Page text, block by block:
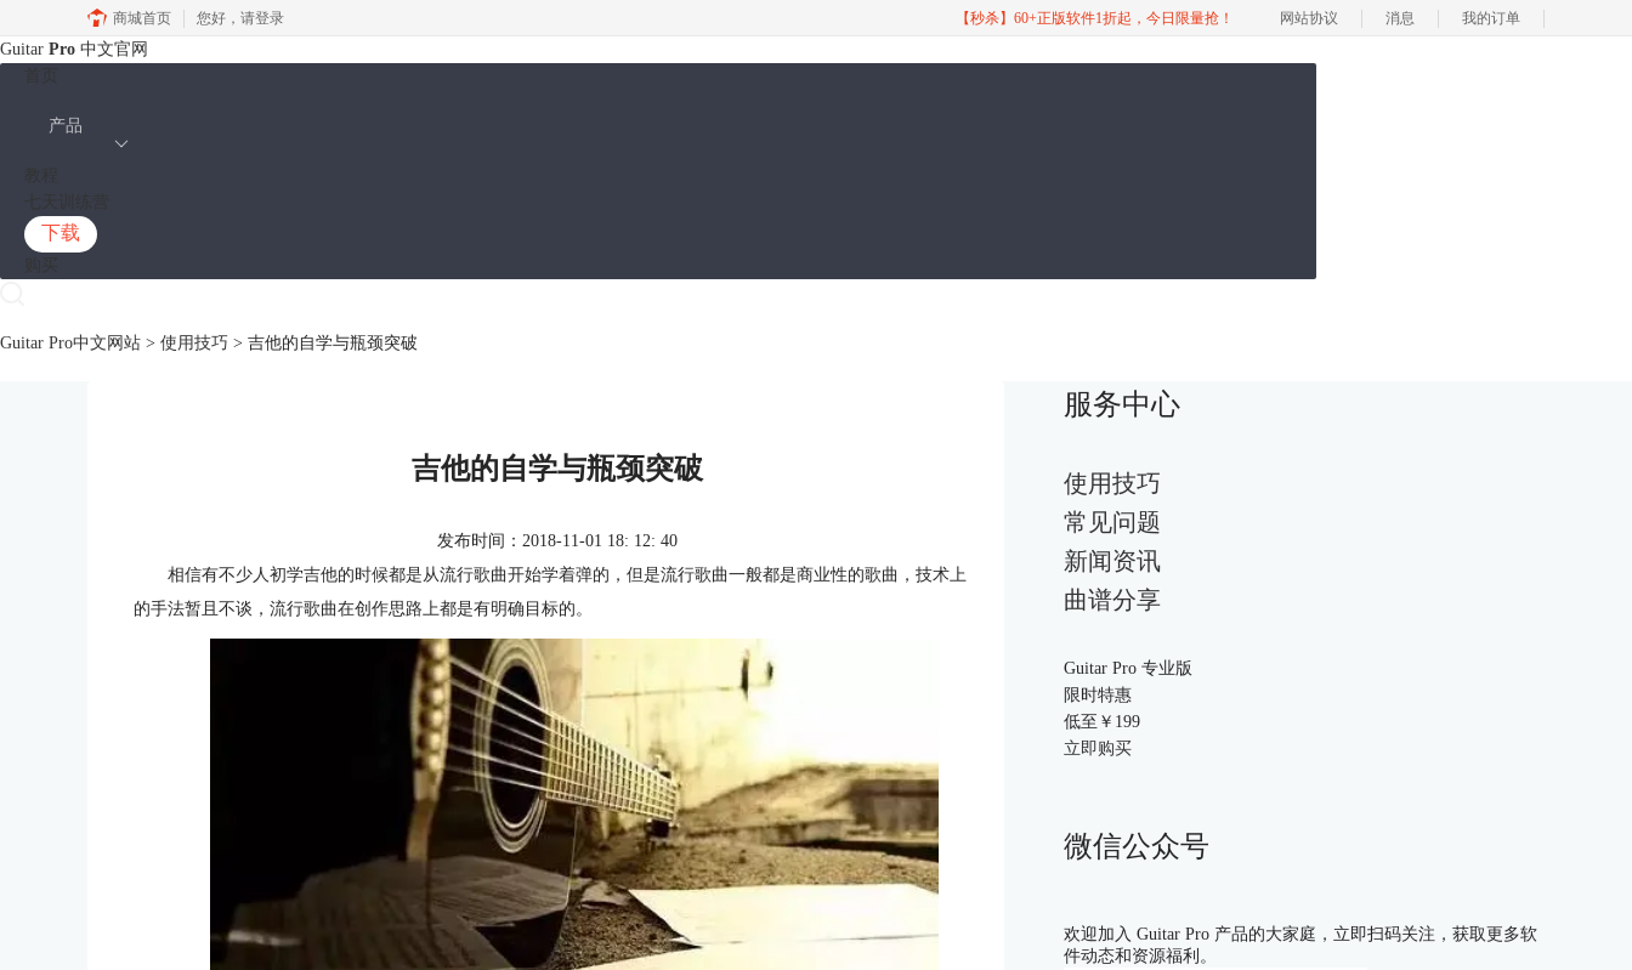
商城首页 您好， 请登录 【秒杀】60+正版软件1折起，今日限量抢！ 网站协议 消息 我的订单
Guitar Pro 中文官网
产品
下载
Guitar Pro中文网站 > 使用技巧 > 吉他的自学与瓶颈突破
吉他的自学与瓶颈突破
发布时间：2018-11-01 18: 12: 40
相信有不少人初学吉他的时候都是从流行歌曲开始学着弹的，但是流行歌曲一般都是商业性的歌曲，技术上
的手法暂且不谈，流行歌曲在创作思路上都是有明确目标的。
服务中心
使用技巧
常见问题
新闻资讯
曲谱分享
Guitar Pro 专业版
限时特惠
低至￥ 199
立即购买
微信公众号
欢迎加入 Guitar Pro 产品的大家庭，立即扫码关注，获取更多软
件动态和资源福利。